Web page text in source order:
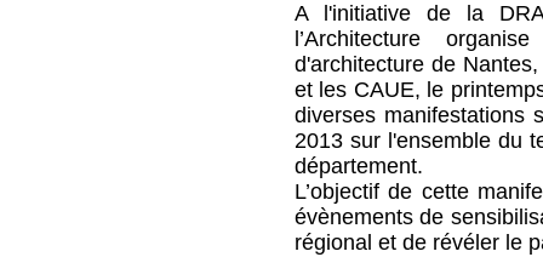
A l'initiative de la
l’Architecture
d'architecture de
et les CAUE, le
diverses manifestations
2013 sur l'ensemble du
département.
L’objectif de cette
évènements de
régional et de révéler le